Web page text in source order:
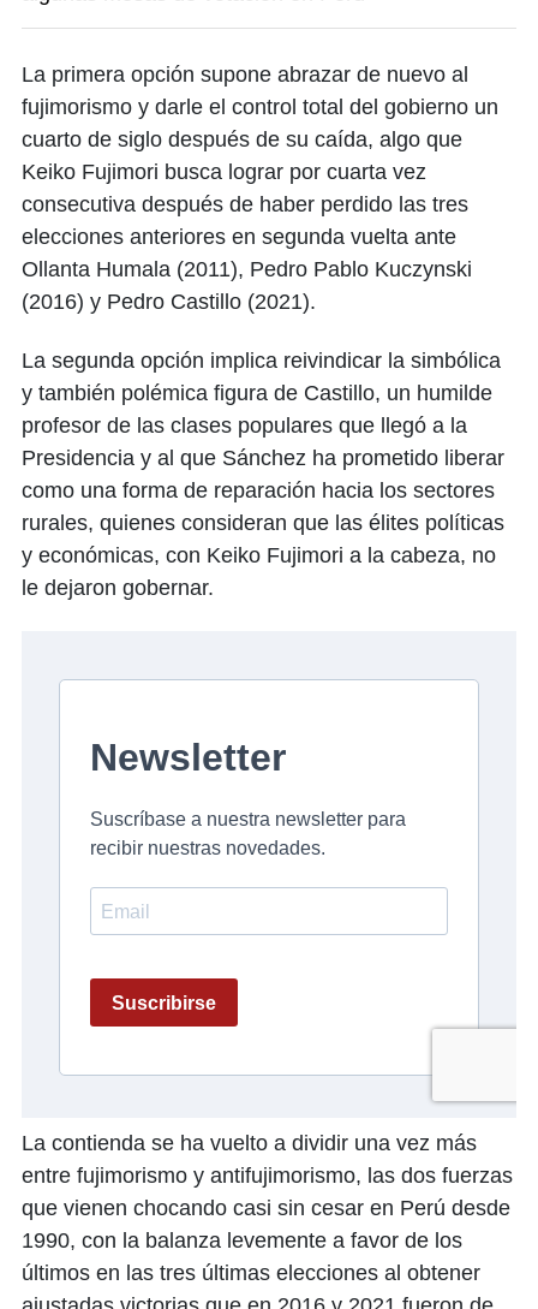
La primera opción supone abrazar de nuevo al
fujimorismo y darle el control total del gobierno un
cuarto de siglo después de su caída, algo que
Keiko Fujimori busca lograr por cuarta vez
consecutiva después de haber perdido las tres
elecciones anteriores en segunda vuelta ante
Ollanta Humala (2011), Pedro Pablo Kuczynski
(2016) y Pedro Castillo (2021).
La segunda opción implica reivindicar la simbólica
y también polémica figura de Castillo, un humilde
profesor de las clases populares que llegó a la
Presidencia y al que Sánchez ha prometido liberar
como una forma de reparación hacia los sectores
rurales, quienes consideran que las élites políticas
y económicas, con Keiko Fujimori a la cabeza, no
le dejaron gobernar.
La contienda se ha vuelto a dividir una vez más
entre fujimorismo y antifujimorismo, las dos fuerzas
que vienen chocando casi sin cesar en Perú desde
1990, con la balanza levemente a favor de los
últimos en las tres últimas elecciones al obtener